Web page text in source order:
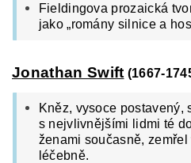
Fieldingova prozaická
jako „romány silnice a
Jonathan Swift (1667-
Kněz, vysoce postavený,
s nejvlivnějšími lidmi té
ženami současně,
léčebně.